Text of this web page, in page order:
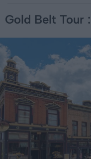
Gold Belt Tour